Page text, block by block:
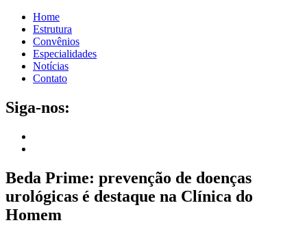
Home
Estrutura
Convênios
Especialidades
Notícias
Contato
Siga-nos:
Beda Prime: prevenção de doenças
urológicas é destaque na Clínica do
Homem